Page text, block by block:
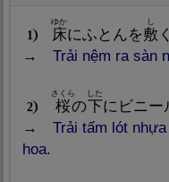
1 床
ゆか
にふとんを敷
し
Trải nệm ra sàn
2 桜
さくら
の下
した
にビニー
Trải tấm lót
hoa.